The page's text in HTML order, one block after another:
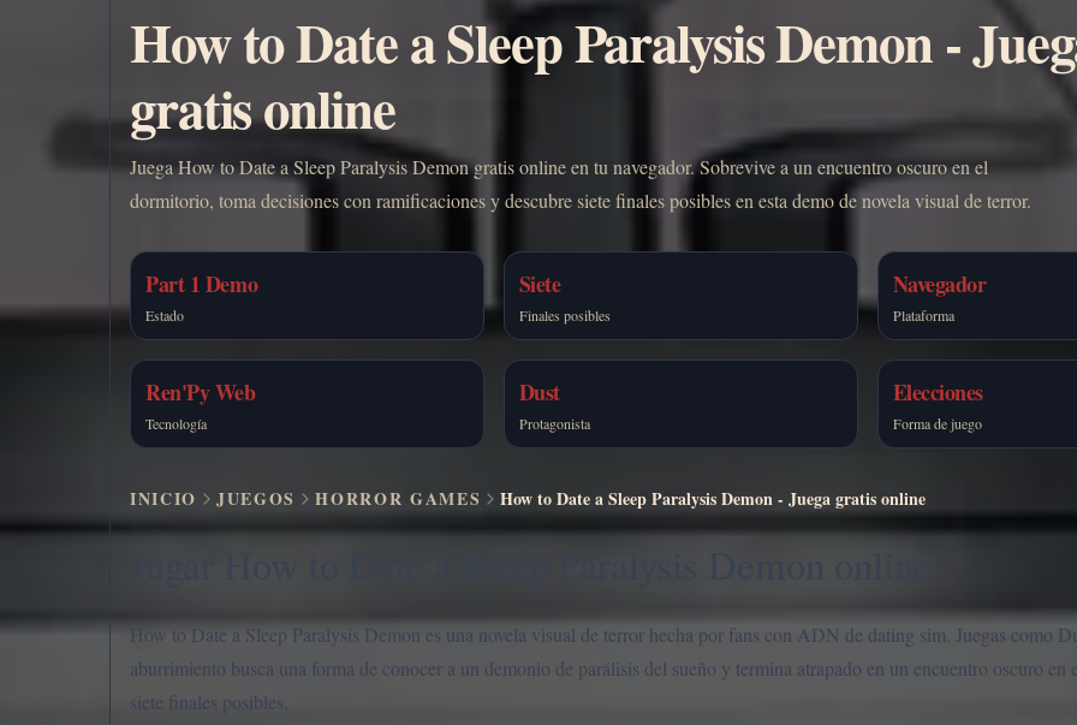
How to Date a Sleep Paralysis Demon -
gratis online
Juega How to Date a Sleep Paralysis Demon gratis online en tu navegador. Sobrevive a un encuentro oscuro en el
dormitorio, toma decisiones con ramificaciones y descubre siete finales posibles en esta demo de novela visual de terror.
Part 1 Demo
Estado
Siete
Finales posibles
Navegador
Plataforma
Ren'Py Web
Tecnología
Dust
Protagonista
Elecciones
Forma de juego
INICIO JUEGOS HORROR GAMES How to Date a Sleep Paralysis Demon - Juega gratis online
How to Date a Sleep Paralysis Demon es una novela visual de terror hecha por fans con ADN de dating sim. Juegas como
aburrimiento busca una forma de conocer a un demonio de parálisis del sueño y termina atrapado en un encuentro oscuro
siete finales posibles.